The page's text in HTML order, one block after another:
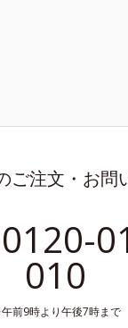
ご注文・お問
0120-
010
午前9時より午後7時まで